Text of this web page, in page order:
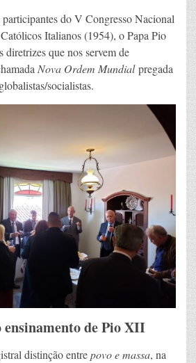
do V Congresso Nacional
Italianos (1954), o Papa Pio
que nos servem de
Nova Ordem Mundialpregada
socialistas.
ensinamento de Pio XII
distinção entrepovo e massa, na